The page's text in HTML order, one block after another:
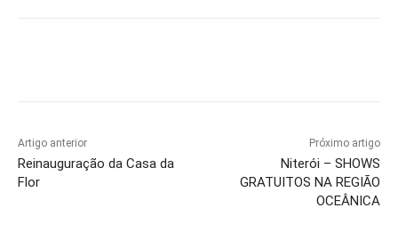
Artigo anterior
Reinauguração da Casa da
Flor
Próximo artigo
Niterói – SHOWS
GRATUITOS NA REGIÃO
OCEÂNICA